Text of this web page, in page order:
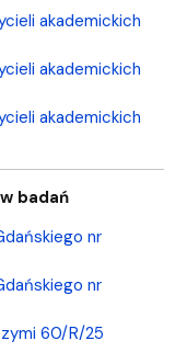
akademickich
akademickich
akademickich
badań
nr
nr
60/R/25